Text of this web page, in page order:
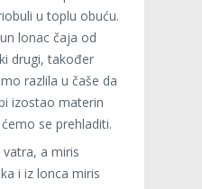
u toplu obuću.
lonac čaja od
drugi, također
razlila u čaše da
izostao materin
se prehladiti.
a miris
i iz lonca miris